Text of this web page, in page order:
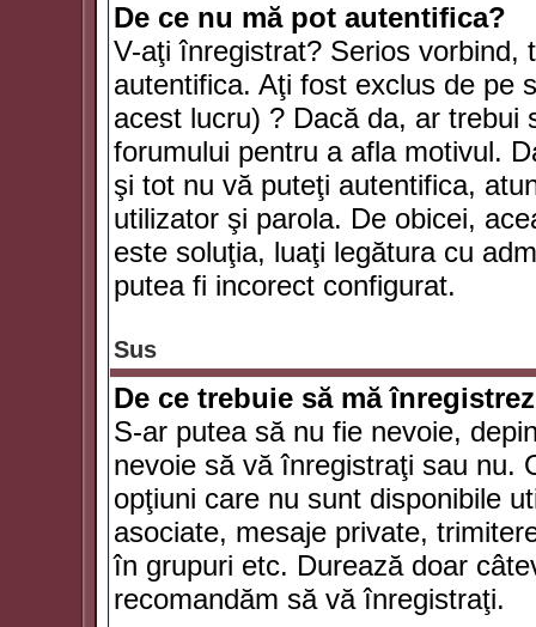
De ce nu mă pot autentifica?
V-aţi înregistrat? Serios vorbind,
autentifica. Aţi fost exclus de pe
acest lucru) ? Dacă da, ar trebui
forumului pentru a afla motivul.
şi tot nu vă puteţi autentifica,
utilizator şi parola. De obicei,
este soluţia, luaţi legătura cu
putea fi incorect configurat.
Sus
De ce trebuie să mă
S-ar putea să nu fie nevoie,
nevoie să vă înregistraţi sau nu.
opţiuni care nu sunt disponibile
asociate, mesaje private,
în grupuri etc. Durează doar
recomandăm să vă înregistraţi.